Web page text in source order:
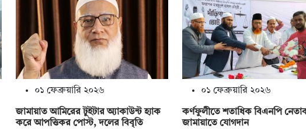
০১ ফেব্রুয়ারি ২০২৬
জামায়াত আমিরের টুইটার অ্যাকাউন্ট হ্যাক
করে আপত্তিকর পোস্ট, দলের বিবৃতি
০১ ফেব্রুয়ারি ২০২৬
কর্ণফুলীতে শতাধিক বিএনপি
জামায়াতে যোগদান